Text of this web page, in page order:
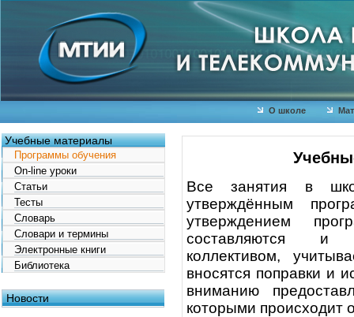
О школе
Учебные материалы
Программы обучения
On-line уроки
Статьи
Тесты
Словарь
Словари и термины
Электронные книги
Библиотека
Новости
Все занятия в
утверждённым
утверждением
составляются и
коллективом,
вносятся поправки и
вниманию
которыми происходит